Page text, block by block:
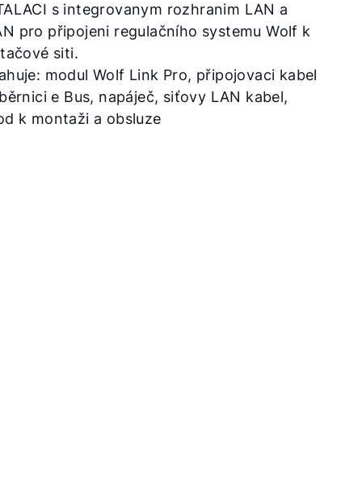
s integrovanym rozhranim LAN a
pro připojeni regulačního systemu Wolf k
siti.
modul Wolf Link Pro, připojovaci kabel
e Bus, napáječ, siťovy LAN kabel,
k montaži a obsluze